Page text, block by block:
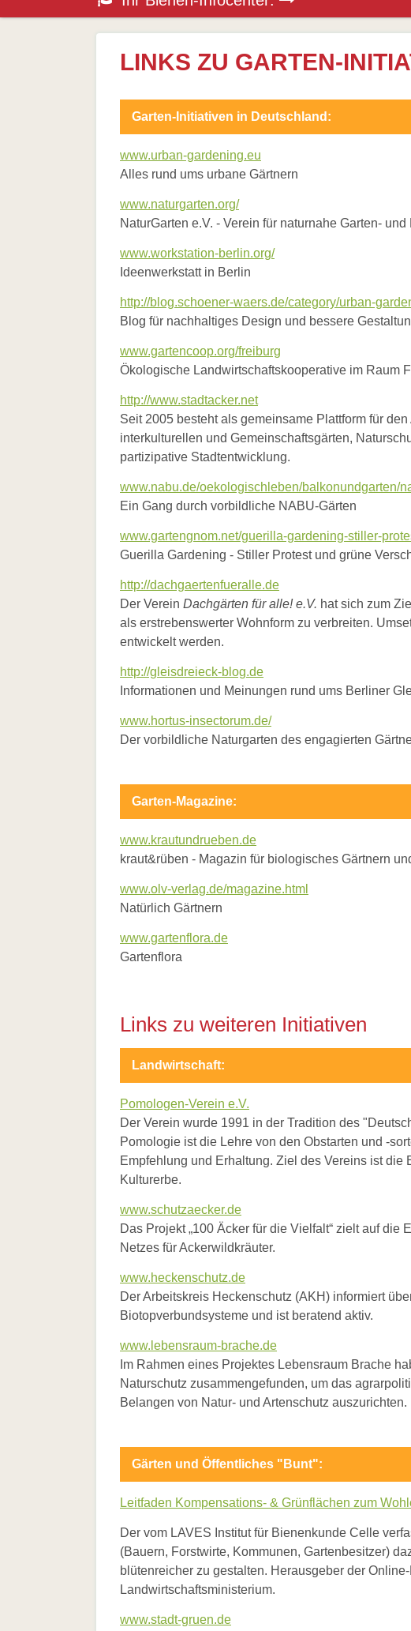
überspringen
Honigbiene
Bestäubungsfunktion
Bienensterben
Bienenhaltung
Stadtimkerei
Literatur
Links
Wildbienenarten
Bestäubungsfunktion
Hilfe
Links
Bienenfreundlich
Allgemein
Links
Biologische
Vielfalt
LINKS ZU GARTEN-
Garten-Initiativen in Deutschland:
www.urban-gardening.eu
Alles rund ums urbane Gärtnern
www.naturgarten.org/
NaturGarten e.V. - Verein für naturnahe Garten-
www.workstation-berlin.org/
Ideenwerkstatt in Berlin
http://blog.schoener-waers.de/category/urban-
Blog für nachhaltiges Design und bessere
www.gartencoop.org/freiburg
Ökologische Landwirtschaftskooperative im Raum
http://www.stadtacker.net
Seit 2005 besteht als gemeinsame Plattform für
interkulturellen und Gemeinschaftsgärten,
partizipative Stadtentwicklung.
www.nabu.de/oekologischleben/balkonundgarten/
Ein Gang durch vorbildliche NABU-Gärten
www.gartengnom.net/guerilla-gardening-stiller-
Guerilla Gardening - Stiller Protest und grüne
http://dachgaertenfueralle.de
Der Verein Dachgärten für alle! e.V. hat sich zum
als erstrebenswerter Wohnform zu verbreiten.
entwickelt werden.
http://gleisdreieck-blog.de
Informationen und Meinungen rund ums Berliner
www.hortus-insectorum.de/
Der vorbildliche Naturgarten des engagierten
Garten-Magazine:
www.krautundrueben.de
kraut&rüben - Magazin für biologisches Gärtnern
www.olv-verlag.de/magazine.html
Natürlich Gärtnern
www.gartenflora.de
Gartenflora
Links zu weiteren Initiativen
Landwirtschaft:
Pomologen-Verein e.V.
Der Verein wurde 1991 in der Tradition des
Pomologie ist die Lehre von den Obstarten und -
Empfehlung und Erhaltung. Ziel des Vereins ist
Kulturerbe.
www.schutzaecker.de
Das Projekt „100 Äcker für die Vielfalt“ zielt auf
Netzes für Ackerwildkräuter.
www.heckenschutz.de
Der Arbeitskreis Heckenschutz (AKH) informiert
Biotopverbundsysteme und ist beratend aktiv.
www.lebensraum-brache.de
Im Rahmen eines Projektes Lebensraum Brache
Naturschutz zusammengefunden, um das
Belangen von Natur- und Artenschutz auszurichten.
Gärten und Öffentliches "Bunt":
Leitfaden Kompensations- & Grünflächen zum
Der vom LAVES Institut für Bienenkunde Celle
(Bauern, Forstwirte, Kommunen, Gartenbesitzer)
blütenreicher zu gestalten. Herausgeber der
Landwirtschaftsministerium.
www.stadt-gruen.de